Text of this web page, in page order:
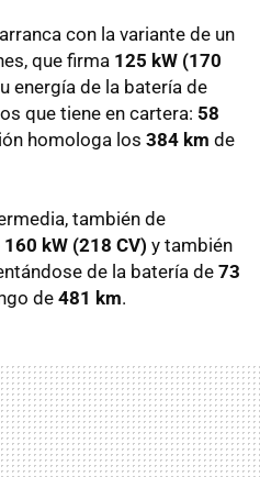
con la variante de un
que firma 125 kW (170
energía de la batería de
que tiene en cartera: 58
homologa los 384 km de
también de
160 kW (218 CV) y también
de la batería de 73
de 481 km.